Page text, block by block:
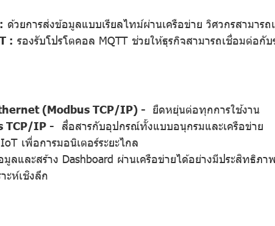
ด้วยการส่งข้อมูลแบบเรียลไทม์ผ่านเครือข่าย วิศวกรสามาร
: รองรับโปรโตคอล MQTT ช่วยให้ธุรกิจสามารถเชื่อมต่อกั
(Modbus TCP/IP) - ยืดหยุ่นต่อทุกการใช้งาน
TCP/IP - สื่อสารกับอุปกรณ์ทั้งแบบอนุกรมและเครือข่าย
เพื่อการมอนิเตอร์ระยะไกล
มูลและสร้าง Dashboard ผ่านเครือข่ายได้อย่างมีประสิทธิภาพ
ะห์เชิงลึก